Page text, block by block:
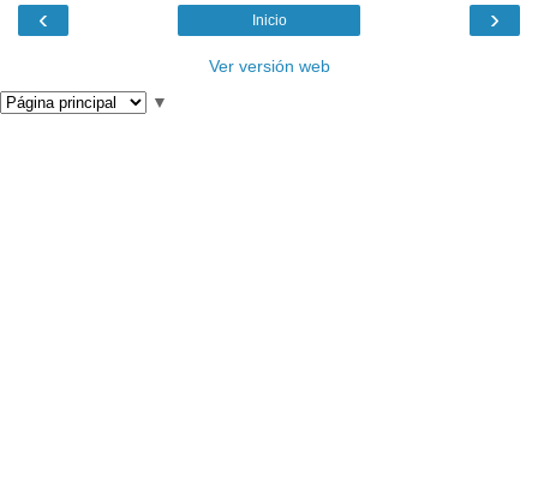
‹ ›
Inicio
Ver versión web
▼